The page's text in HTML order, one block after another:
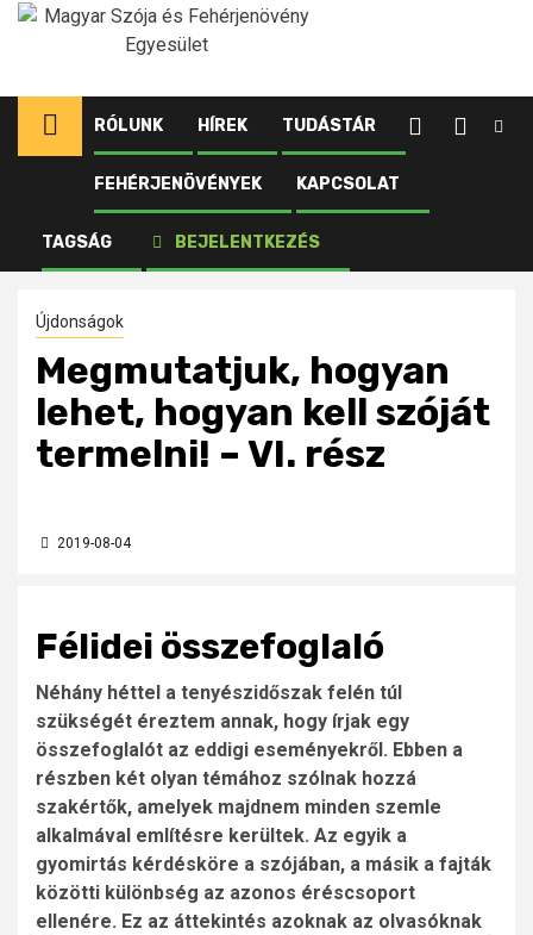
Ugrás
RÓLUNK HÍREK TUDÁSTÁR
FEHÉRJENÖVÉNYEK KAPCSOLAT
TAGSÁG BEJELENTKEZÉS
Kezdőlap
Újdonságok
termelni! – VI. rész
Újdonságok
Megmutatjuk, hogyan
lehet, hogyan kell szóját
termelni! – VI. rész
2019-08-04
Félidei összefoglaló
Néhány héttel a tenyészidőszak felén túl
szükségét éreztem annak, hogy írjak egy
összefoglalót az eddigi eseményekről. Ebben a
részben két olyan témához szólnak hozzá
szakértők, amelyek majdnem minden szemle
alkalmával említésre kerültek. Az egyik a
gyomirtás kérdésköre a szójában, a másik a fajták
közötti különbség az azonos éréscsoport
ellenére. Ez az áttekintés azoknak az olvasóknak